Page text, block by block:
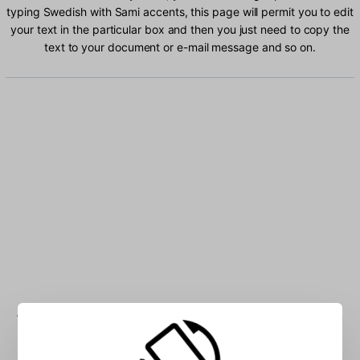
typing Swedish with Sami accents, this page will permit you to edit
your text in the particular box and then you just need to copy the
text to your document or e-mail message and so on.
Type Swedish with Sami characters into the box: